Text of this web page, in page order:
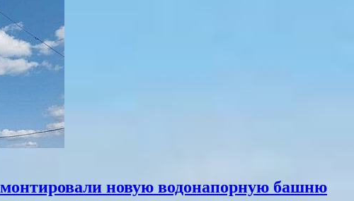
новую водонапорную башню